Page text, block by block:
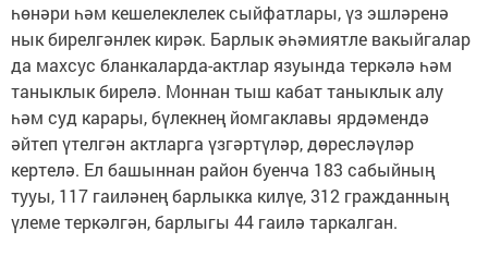
һөнәри һәм кешелеклелек сыйфатлары, үз эшләренә
нык бирелгәнлек кирәк. Барлык әһәмиятле вакыйгалар
да махсус бланкаларда-актлар язуында теркәлә һәм
таныклык бирелә. Моннан тыш кабат таныклык алу
һәм суд карары, бүлекнең йомгаклавы ярдәмендә
әйтеп үтелгән актларга үзгәртүләр, дөресләүләр
кертелә. Ел башыннан район буенча 183 сабыйның
тууы, 117 гаиләнең барлыкка килүе, 312 гражданның
үлеме теркәлгән, барлыгы 44 гаилә таркалган.